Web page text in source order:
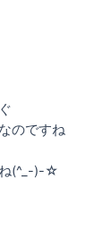
のですね
(^_-)-☆